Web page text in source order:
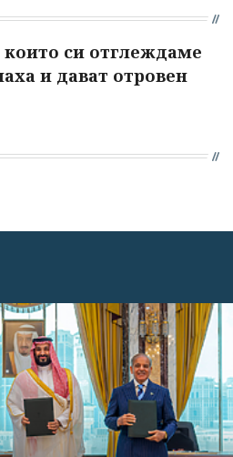
които си отглеждаме
и дават отровен